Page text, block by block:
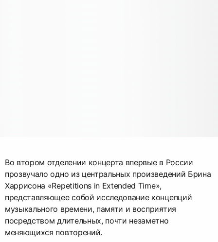
Во втором отделении концерта впервые в России
прозвучало одно из центральных произведений Брина
Харрисона «Repetitions in Extended Time»,
представляющее собой исследование концепций
музыкального времени, памяти и восприятия
посредством длительных, почти незаметно
меняющихся повторений.